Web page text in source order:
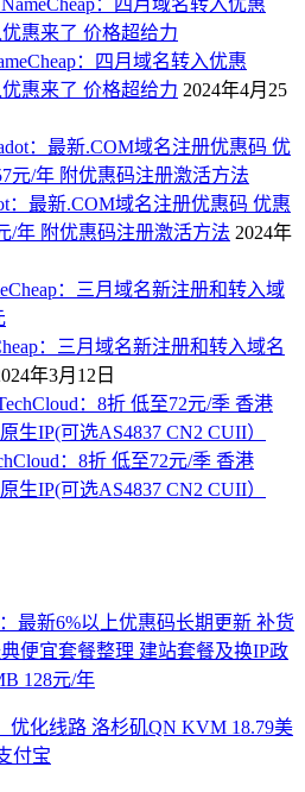
：四月域名转入优惠
惠来了 价格超给力 2024年4月25
：最新.COM域名注册优惠码 优惠
/年 附优惠码注册激活方法 2024年
：三月域名新注册和转入域名
年3月12日
：8折 低至72元/季 香港
生IP(可选AS4837 CN2 CUII）
最新6%以上优惠码长期更新 补货
便宜套餐整理 建站套餐及换IP政
128元/年
优化线路 洛杉矶QN KVM 18.79美
付宝